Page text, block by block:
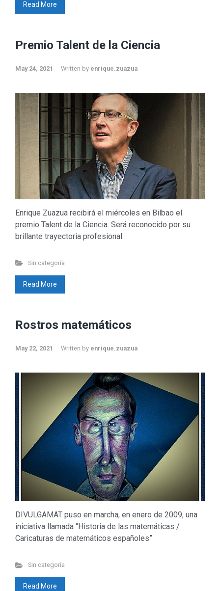
Read More
Premio Talent de la Ciencia
May 24, 2021 Written by enrique.zuazua
Enrique Zuazua recibirá el miércoles en Bilbao el
premio Talent de la Ciencia. Será reconocido por su
brillante trayectoria profesional.
Sin categoría
Read More
Rostros matemáticos
May 22, 2021 Written by enrique.zuazua
DIVULGAMAT puso en marcha, en enero de 2009, una
iniciativa llamada “Historia de las matemáticas /
Caricaturas de matemáticos españoles”
Sin categoría
Read More